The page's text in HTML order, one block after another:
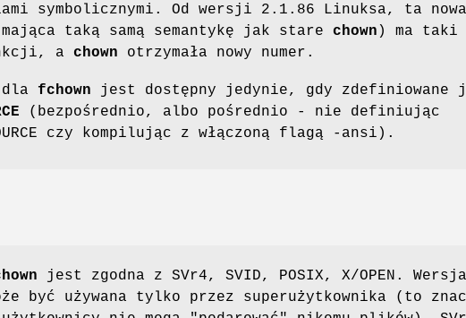
symbolicznymi. Od wersji 2.1.86 Linuksa, ta nowa
taką samą semantykę jak stare chown ) ma taki
a chown otrzymała nowy numer.
fchown jest dostępny jedynie, gdy zdefiniowane
(bezpośrednio, albo pośrednio - nie definiując
czy kompilując z włączoną flagą -ansi).
jest zgodna z SVr4, SVID, POSIX, X/OPEN. Wersja
być używana tylko przez superużytkownika (to